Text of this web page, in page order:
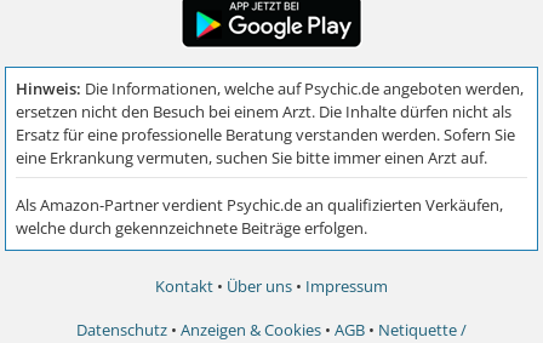
Kontakt • Über uns • Impressum
Datenschutz • Anzeigen & Cookies • AGB • Netiquette /